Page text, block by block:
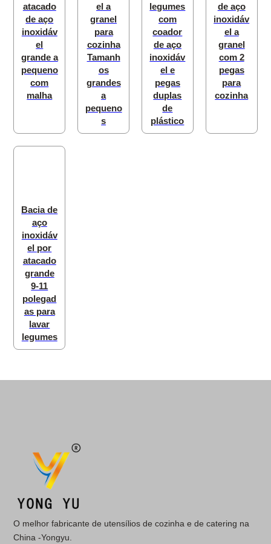
atacado
de aço
inoxidáv
el
grande a
pequeno
com
malha
el a
granel
para
cozinha
Tamanh
os
grandes
a
pequeno
s
legumes
com
coador
de aço
inoxidáv
el e
pegas
duplas
de
plástico
de aço
inoxidáv
el a
granel
com 2
pegas
para
cozinha
Bacia de
aço
inoxidáv
el por
atacado
grande
9-11
polegad
as para
lavar
legumes
O melhor fabricante de utensílios de cozinha e de catering na
China -Yongyu.